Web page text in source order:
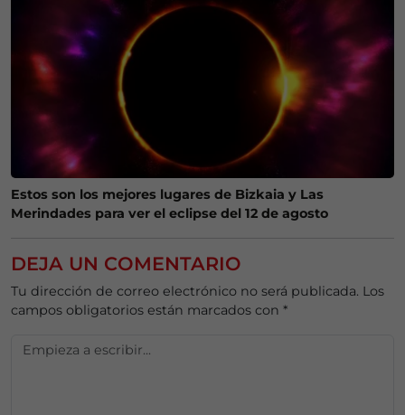
Estos son los mejores lugares de Bizkaia y Las
Merindades para ver el eclipse del 12 de agosto
DEJA UN COMENTARIO
Tu dirección de correo electrónico no será publicada. Los
campos obligatorios están marcados con *